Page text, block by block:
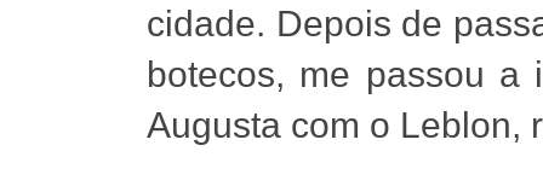
cidade. Depois de
botecos, me passou a
Augusta com o Leblon,